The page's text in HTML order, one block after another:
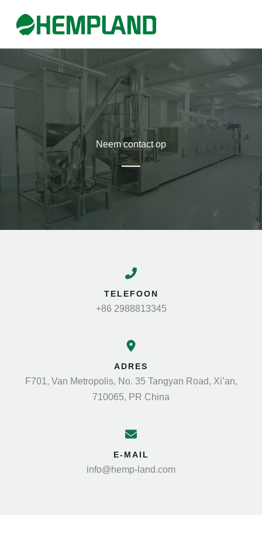
naar
inhoud
Neem contact op
TELEFOON
+86 2988813345
ADRES
F701, Van Metropolis, No. 35 Tangyan Road, Xi’an,
710065, PR China
E-MAIL
info@hemp-land.com